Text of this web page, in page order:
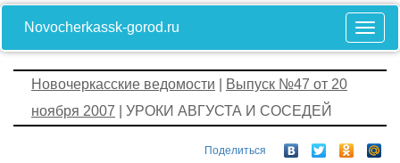
Novocherkassk-gorod.ru
Новочеркасские ведомости
Выпуск №47 от 20
ноября 2007 | УРОКИ АВГУСТА И СОСЕДЕЙ
Поделиться